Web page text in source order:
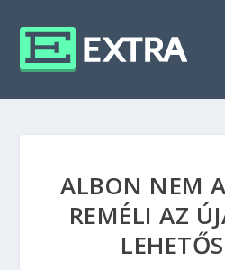
ALBON NEM
REMÉLI AZ